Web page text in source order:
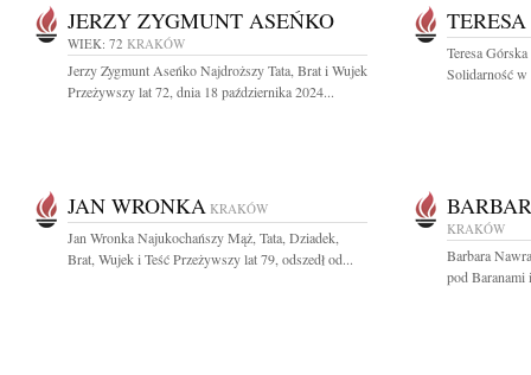
JERZY ZYGMUNT ASEŃKO
WIEK: 72 KRAKÓW
Jerzy Zygmunt Aseńko Najdroższy Tata, Brat i Wujek
Przeżywszy lat 72, dnia 18 października 2024...
Teresa
Solidarność
JAN WRONKA KRAKÓW
Jan Wronka Najukochańszy Mąż, Tata, Dziadek,
Brat, Wujek i Teść Przeżywszy lat 79, odszedł od...
KRAKÓW
Barbara
pod Baranami